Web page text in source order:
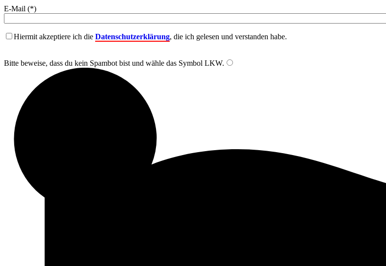
E-Mail (*)
Hiermit akzeptiere ich die Datenschutzerklärung, die ich gelesen und verstanden habe.
Bitte beweise, dass du kein Spambot bist und wähle das Symbol LKW.